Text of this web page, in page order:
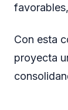
Con esta
proyecta